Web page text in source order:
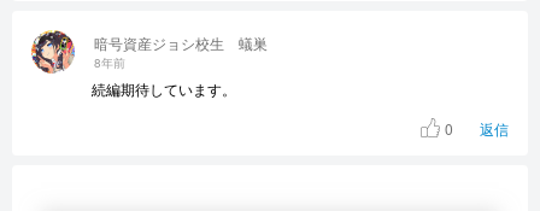
暗号資産ジョシ校生 蟻巣
8年前
続編期待しています。
0
返信